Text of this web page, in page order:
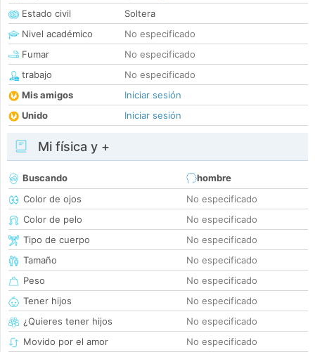
Estado civil
Soltera
Nivel académico
No especificado
Fumar
No especificado
trabajo
No especificado
Mis amigos
Iniciar sesión
Unido
Iniciar sesión
Mi física y +
Buscando
hombre
Color de ojos
No especificado
Color de pelo
No especificado
Tipo de cuerpo
No especificado
Tamaño
No especificado
Peso
No especificado
Tener hijos
No especificado
¿Quieres tener hijos
No especificado
Movido por el amor
No especificado